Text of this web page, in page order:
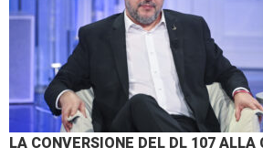
LA CONVERSIONE DEL DL 107 ALLA